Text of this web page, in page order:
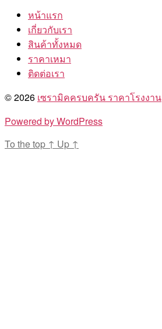
หน้าแรก
เกี่ยวกับเรา
สินค้าทั้งหมด
ราคาเหมา
ติดต่อเรา
© 2026 เซรามิคครบครัน ราคาโรงงาน
Powered by WordPress
To the top ↑ Up ↑